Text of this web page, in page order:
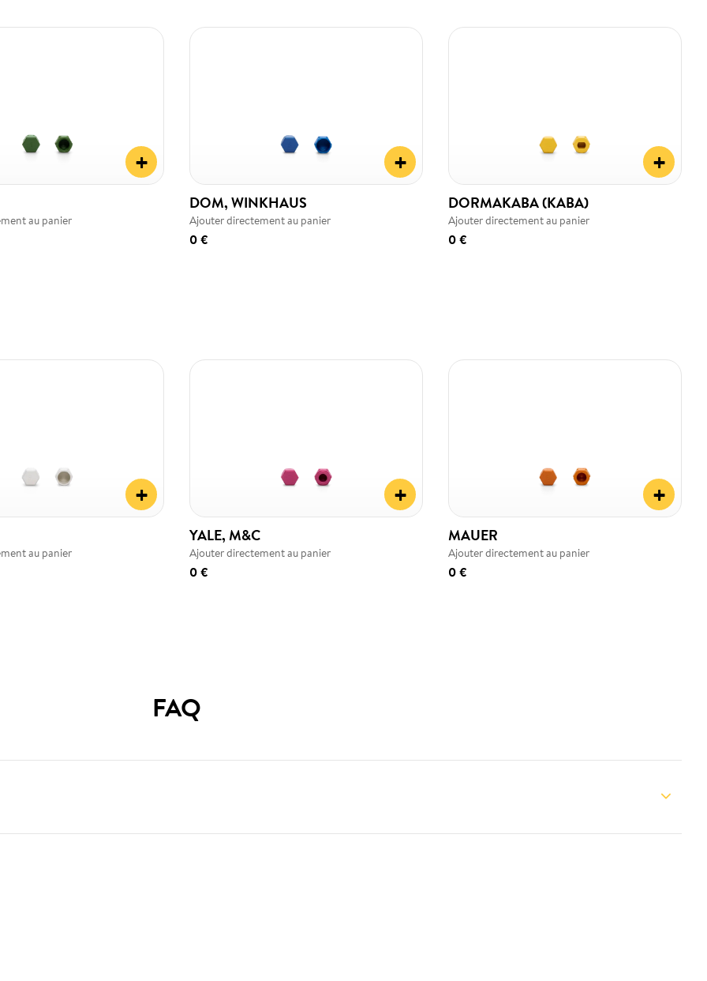
+
au panier
+
DOM, WINKHAUS
Ajouter directement au panier
0 €
+
DORMAKABA (KABA)
Ajouter directement au panier
0 €
+
au panier
+
YALE, M&C
Ajouter directement au panier
0 €
+
MAUER
Ajouter directement au panier
0 €
FAQ